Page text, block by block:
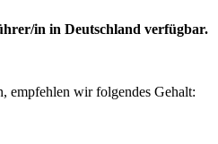
in in Deutschland verfügbar.
empfehlen wir folgendes Gehalt: